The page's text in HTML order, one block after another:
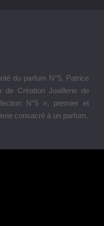
du parfum N°5, Patrice
de Création Joaillerie de
N°5 », premier et
consacré à un parfum.